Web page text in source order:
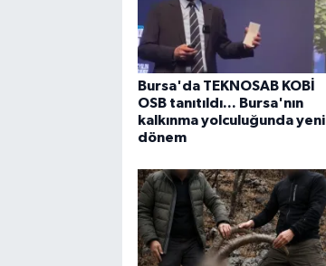
Bursa'da TEKNOSAB KOBİ
OSB tanıtıldı... Bursa'nın
kalkınma yolculuğunda yeni
dönem